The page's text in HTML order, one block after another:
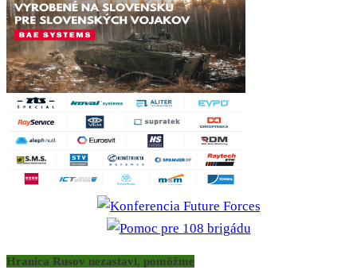
Hranica Rusov nezastaví, pomôžme